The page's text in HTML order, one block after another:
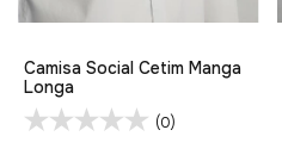
Camisa Social Cetim Manga
Longa
(0)